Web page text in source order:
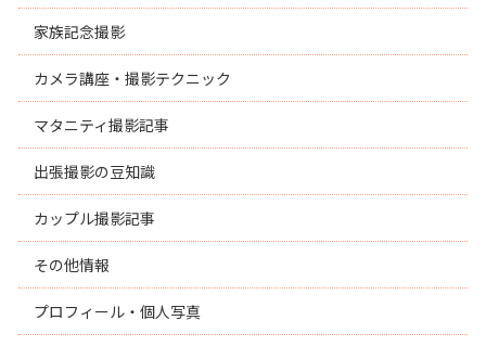
家族記念撮影
カメラ講座・撮影テクニック
マタニティ撮影記事
出張撮影の豆知識
カップル撮影記事
その他情報
プロフィール・個人写真